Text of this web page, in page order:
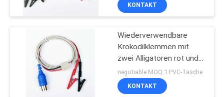
FORDERN
SIE EIN
ZITAT
SITEMAP
KONTAKT
Wiederverwendbare
Krokodilklemmen mit
zwei Alligatoren rot und
schwarzem 1.5m Kabel
negotiable MOQ:1 PVC-Tasche
KONTAKT